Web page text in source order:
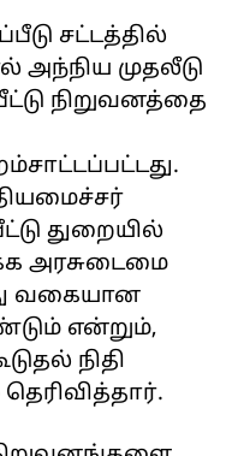
சட்டத்தில்
அந்நிய முதலீடு
நிறுவனத்தை
துறையில்
அரசுடைமை
வகையான
என்றும்,
நிதி